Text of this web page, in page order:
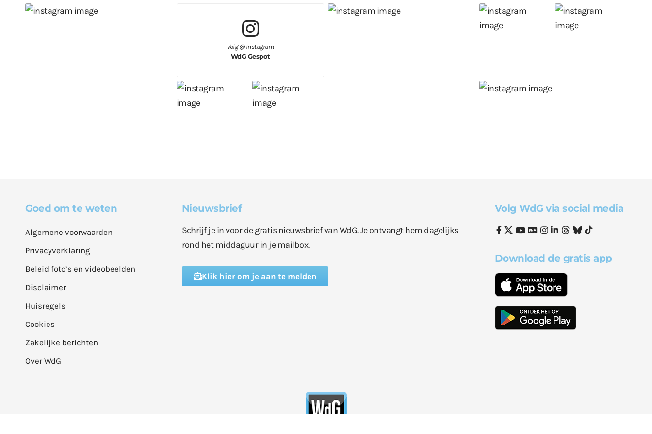
Volg @ Instagram
WdG Gespot
Goed om te weten
Algemene voorwaarden
Privacyverklaring
Beleid foto’s en videobeelden
Disclaimer
Huisregels
Cookies
Zakelijke berichten
Over WdG
Nieuwsbrief
Schrijf je in voor de gratis nieuwsbrief van WdG. Je ontvangt hem dagelijks
rond het middaguur in je mailbox.
Klik hier om je aan te melden
Volg WdG via social media
Download de gratis app